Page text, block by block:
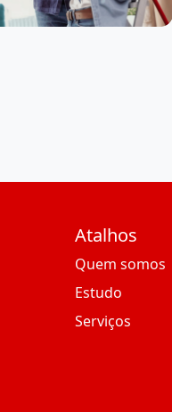
Atalhos
Quem somos
Estudo
Serviços